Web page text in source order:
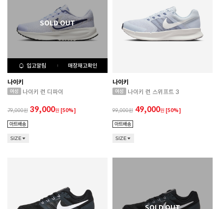
입고알림 매장재고확인
나이키
나이키 런 디파이
79,000 39,000원 [50%]
SIZE
나이키
나이키 런 스위프트 3
99,000 49,000원 [50%]
SIZE